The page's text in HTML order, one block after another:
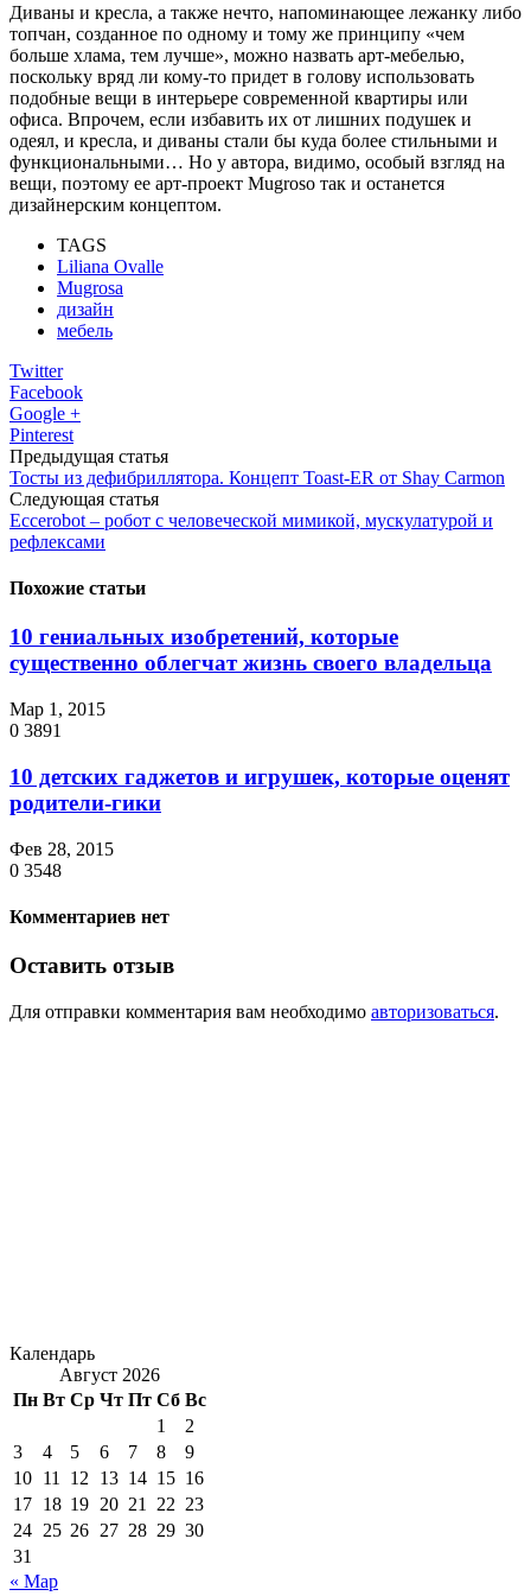
Диваны и кресла, а также нечто, напоминающее лежанку либо
топчан, созданное по одному и тому же принципу «чем
больше хлама, тем лучше», можно назвать арт-мебелью,
поскольку вряд ли кому-то придет в голову использовать
подобные вещи в интерьере современной квартиры или
офиса. Впрочем, если избавить их от лишних подушек и
одеял, и кресла, и диваны стали бы куда более стильными и
функциональными… Но у автора, видимо, особый взгляд на
вещи, поэтому ее арт-проект Mugroso так и останется
дизайнерским концептом.
TAGS
Liliana Ovalle
Mugrosa
дизайн
мебель
Twitter
Facebook
Google +
Pinterest
Предыдущая статья
Тосты из дефибриллятора. Концепт Toast-ER от Shay Carmon
Следующая статья
Eccerobot – робот с человеческой мимикой, мускулатурой и
рефлексами
Похожие статьи
10 гениальных изобретений, которые
существенно облегчат жизнь своего владельца
Мар 1, 2015
0 3891
10 детских гаджетов и игрушек, которые оценят
родители-гики
Фев 28, 2015
0 3548
Комментариев нет
Оставить отзыв
Для отправки комментария вам необходимо авторизоваться.
Календарь
Август 2026
Пн Вт Ср Чт Пт Сб Вс
1
2
3
4 5 6 7 8
9
10 11 12 13 14 15 16
17 18 19 20 21 22 23
24 25 26 27 28 29 30
31
« Мар